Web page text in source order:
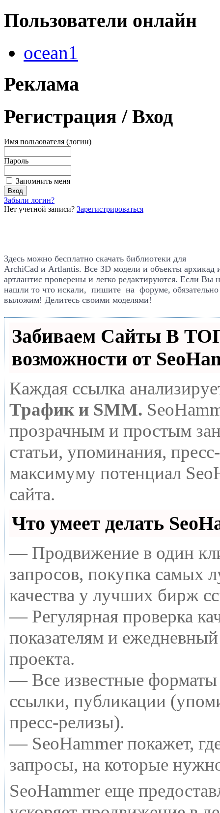
Пользователи онлайн
ocean1
Реклама
Регистрация / Вход
Имя пользователя (логин)
Пароль
Запомнить меня
Забыли логин?
Нет учетной записи? Зарегистрироваться
Здесь можно бесплатно скачать библиотеки для
ArchiCad и Artlantis. Все 3D модели и объекты архикад
артлантис проверены и легко редактируются. Если Вы
нашли то что искали, пишите на форуме, обязательно
выложим! Делитесь своими моделями!
Забиваем Сайты В
возможности от
Каждая ссылка
Трафик и SMM.
прозрачным и простым
статьи, упоминания,
максимуму потенциал
сайта.
Что умеет делать
— Продвижение в один
запросов, покупка самых
качества у лучших бирж
— Регулярная проверка
показателям и ежедневный
проекта.
— Все известные форматы
ссылки, публикации
пресс-релизы).
— SeoHammer покажет,
запросы, на которые
SeoHammer еще